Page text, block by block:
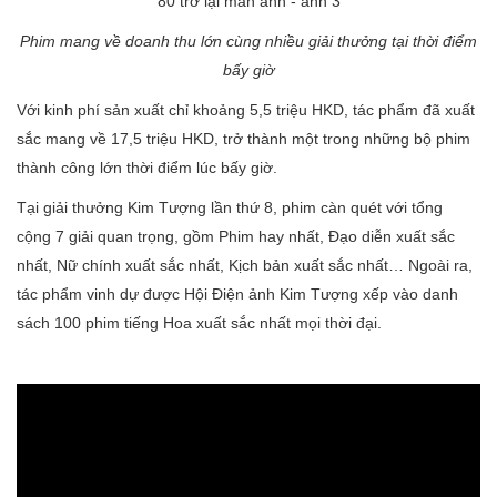
Phim mang về doanh thu lớn cùng nhiều giải thưởng tại thời điểm
bấy giờ
Với kinh phí sản xuất chỉ khoảng 5,5 triệu HKD, tác phẩm đã xuất
sắc mang về 17,5 triệu HKD, trở thành một trong những bộ phim
thành công lớn thời điểm lúc bấy giờ.
Tại giải thưởng Kim Tượng lần thứ 8, phim càn quét với tổng
cộng 7 giải quan trọng, gồm Phim hay nhất, Đạo diễn xuất sắc
nhất, Nữ chính xuất sắc nhất, Kịch bản xuất sắc nhất… Ngoài ra,
tác phẩm vinh dự được Hội Điện ảnh Kim Tượng xếp vào danh
sách 100 phim tiếng Hoa xuất sắc nhất mọi thời đại.